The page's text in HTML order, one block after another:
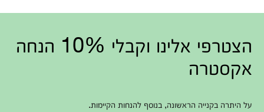
הצטרפי אלינו וקבלי 10% הנחה
אקסטרה
על היתרה בקנייה הראשונה, בנוסף להנחות הקיימות.